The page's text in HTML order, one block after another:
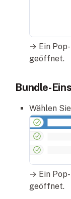
→ Ein
geöffnet.
Bundle-
Wählen
→ Ein
geöffnet.